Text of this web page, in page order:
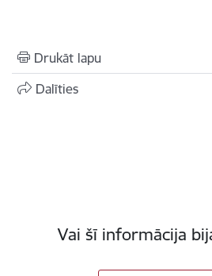
Drukāt lapu
Dalīties
Vai šī informācija